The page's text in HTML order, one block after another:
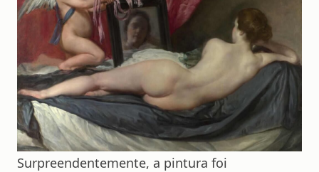
Surpreendentemente, a pintura foi